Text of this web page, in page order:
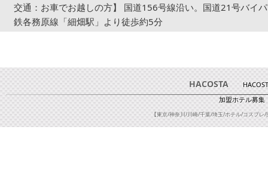
交通：お車でお越しの方】 国道156号線沿い。国道21号バイ
鉄各務原線「細畑駅」より徒歩約5分
HACOSTA
加盟ホテル募集
【東京/神奈川/川崎/千葉/埼玉/ホテル/コスプ